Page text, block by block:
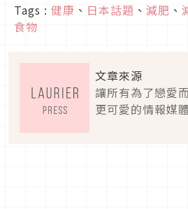
Tags : 健康 、 日本話題 、 減肥 、
食物
文章來源
讓所有為了戀愛
更可愛的情報媒體